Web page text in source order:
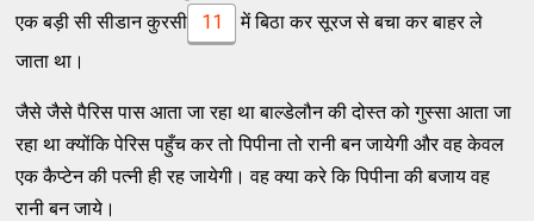
एक बड़ी सी सीडान कुरसी
11
में बिठा कर सूरज से बचा कर बाहर ले
जाता था।
जैसे जैसे पैरिस पास आता जा रहा था बाल्डेलौन की दोस्त को गुस्सा आता जा
रहा था क्योंकि पेरिस पहुँच कर तो पिपीना तो रानी बन जायेगी और वह केवल
एक कैप्टेन की पत्नी ही रह जायेगी। वह क्या करे कि पिपीना की बजाय वह
रानी बन जाये।